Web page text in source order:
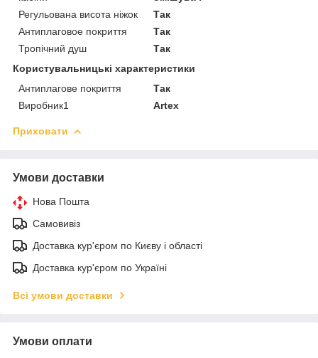
Регульована висота ніжок
Так
Антиплаговое покриття
Так
Тропічний душ
Так
Користувальницькі характеристики
Антиплагове покриття
Так
Виробник1
Artex
Приховати
Умови доставки
Нова Пошта
Самовивіз
Доставка кур'єром по Києву і області
Доставка кур'єром по Україні
Всі умови доставки
Умови оплати